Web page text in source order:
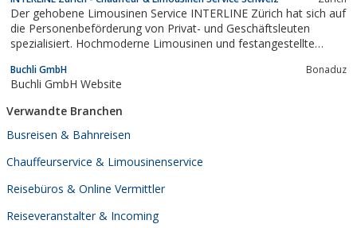
Flughafentransfer in Zürich und...
Der gehobene Limousinen Service INTERLINE Zürich hat sich auf
die Personenbeförderung von Privat- und Geschäftsleuten
spezialisiert. Hochmoderne Limousinen und festangestellte
Service und ein Aircraft Charter Service für Gruppen oder
Incentive Reisen wird angeboten.Das...
Buchli GmbH Bonaduz
Buchli GmbH Website
Verwandte Branchen
Busreisen & Bahnreisen
Chauffeurservice & Limousinenservice
Reisebüros & Online Vermittler
Reiseveranstalter & Incoming